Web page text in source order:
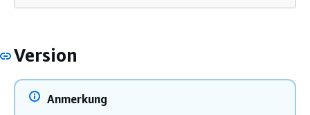
Version
Anmerkung